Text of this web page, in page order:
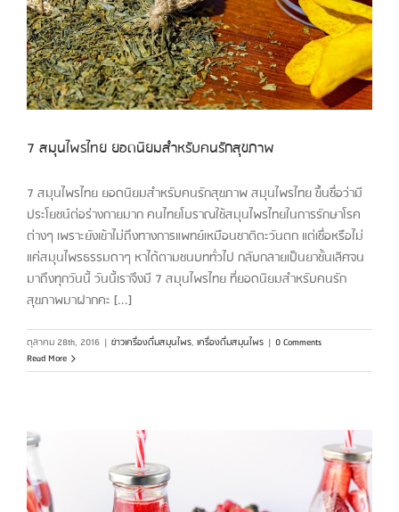
7 สมุนไพรไทย ยอดนิยมสำหรับคนรักสุขภาพ
7 สมุนไพรไทย ยอดนิยมสำหรับคนรักสุขภาพ สมุนไพรไทย ขึ้นชื่อว่ามี
ประโยชน์ต่อร่างกายมาก คนไทยโบราณใช้สมุนไพรไทยในการรักษาโรค
ต่างๆ เพราะยังเข้าไม่ถึงทางการแพทย์เหมือนชาติตะวันตก แต่เชื่อหรือไม่
แค่สมุนไพรธรรมดาๆ หาได้ตามชนบททั่วไป กลับกลายเป็นยาชั้นเลิศจน
มาถึงทุกวันนี้ วันนี้เราจึงมี 7 สมุนไพรไทย ที่ยอดนิยมสำหรับคนรัก
สุขภาพมาฝากคะ [...]
ตุลาคม 28th, 2016 | ข่าวเครื่องดื่มสมุนไพร, เครื่องดื่มสมุนไพร | 0 Comments
Read More